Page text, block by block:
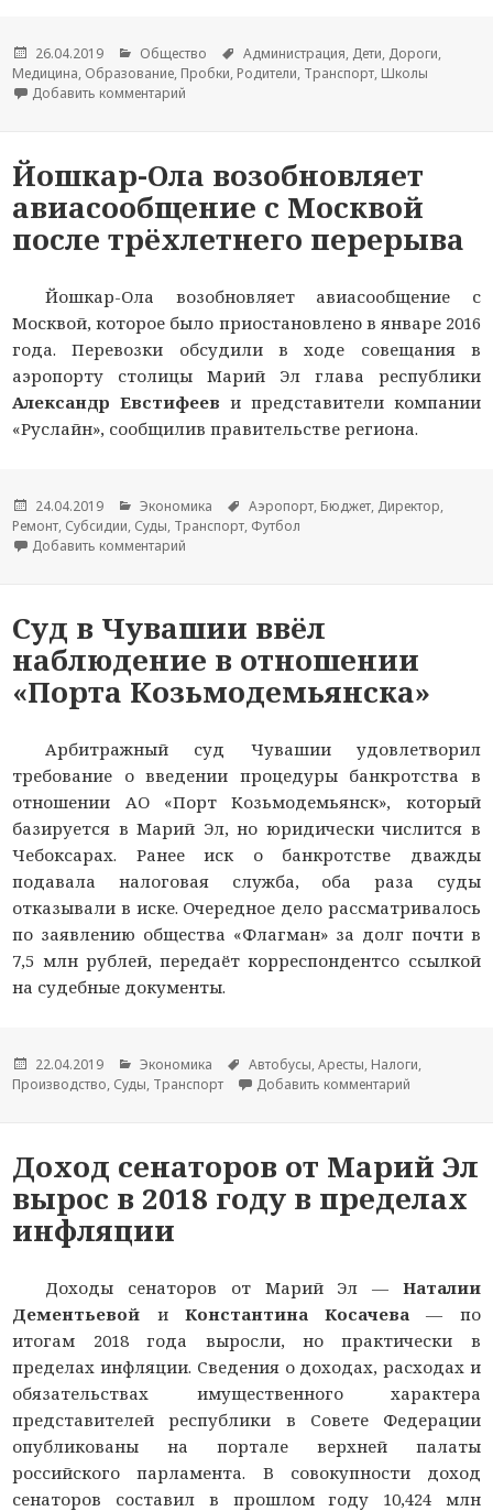
Опубликовано
26.04.2019 Рубрики
Общество Метки
Администрация, Дети, Дороги,
Медицина, Образование, Пробки, Родители, Транспорт, Школы
Добавить комментарий
Йошкар-Ола возобновляет
авиасообщение с Москвой
после трёхлетнего перерыва
Йошкар-Ола возобновляет авиасообщение с
Москвой, которое было приостановлено в январе 2016
года. Перевозки обсудили в ходе совещания в
аэропорту столицы Марий Эл глава республики
Александр Евстифеев и представители компании
«Руслайн», сообщилив правительстве региона.
Опубликовано
24.04.2019 Рубрики
Экономика Метки
Аэропорт, Бюджет, Директор,
Ремонт, Субсидии, Суды, Транспорт, Футбол
Добавить комментарий
Суд в Чувашии ввёл
наблюдение в отношении
«Порта Козьмодемьянска»
Арбитражный суд Чувашии удовлетворил
требование о введении процедуры банкротства в
отношении АО «Порт Козьмодемьянск», который
базируется в Марий Эл, но юридически числится в
Чебоксарах. Ранее иск о банкротстве дважды
подавала налоговая служба, оба раза суды
отказывали в иске. Очередное дело рассматривалось
по заявлению общества «Флагман» за долг почти в
7,5 млн рублей, передаёт корреспондентсо ссылкой
на судебные документы.
Опубликовано
22.04.2019 Рубрики
Экономика Метки
Автобусы,Аресты, Налоги,
Производство, Суды, Транспорт Добавить комментарий
Доход сенаторов от Марий Эл
вырос в 2018 году в пределах
инфляции
Доходы сенаторов от Марий Эл — Наталии
Дементьевой и Константина Косачева — по
итогам 2018 года выросли, но практически в
пределах инфляции. Сведения о доходах, расходах и
обязательствах имущественного характера
представителей республики в Совете Федерации
опубликованы на портале верхней палаты
российского парламента. В совокупности доход
сенаторов составил в прошлом году 10,424 млн